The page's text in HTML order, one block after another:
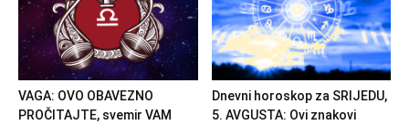
VAGA: OVO OBAVEZNO
PROČITAJTE, svemir VAM
Dnevni horoskop za SRIJEDU,
5. AVGUSTA: Ovi znakovi